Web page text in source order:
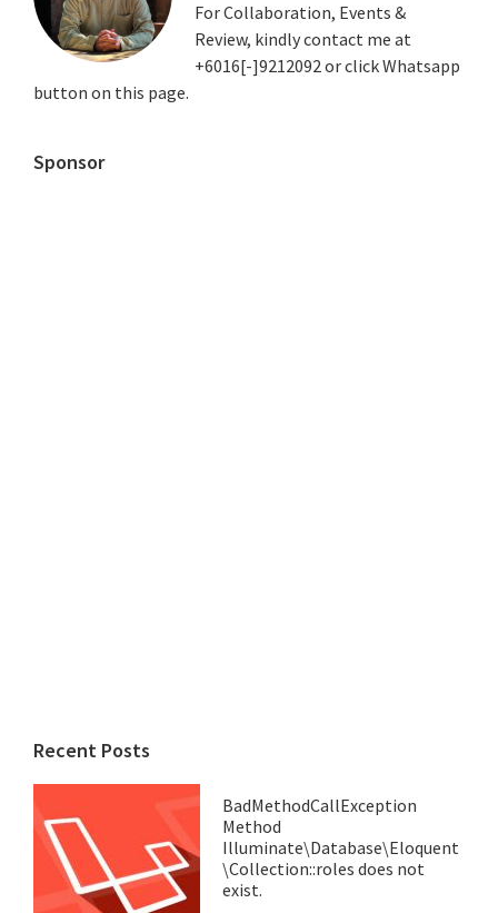
For Collaboration, Events &
Review, kindly contact me at
+6016[-]9212092 or click Whatsapp
button on this page.
Sponsor
Recent Posts
BadMethodCallException
Method
Illuminate\Database\Eloquent
\Collection::roles does not
exist.